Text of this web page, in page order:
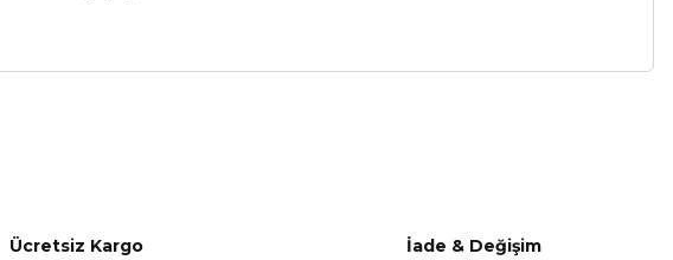
Ücretsiz Kargo
İade & Değişim